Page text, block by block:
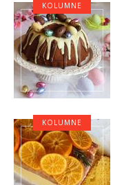
KOLUMNE
KOLUMNE